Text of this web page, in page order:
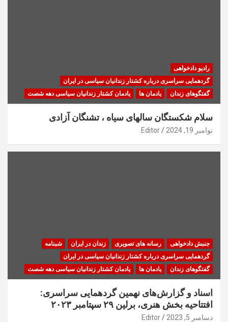
رادیو دادخواهی
گردهمایی سراسری درباره کشتار زندانیان سیاسی در ایران
گفتگوهای زندان
یادمان ها یادمان کشتار زندانیان سیاسی دهه شصت
سلام شکستگان سالهای سیاه ، تشنگان آزادی
نوامبر 19, 2024 Editor
جنبش دادخواهی رسانه های تصویری زندان در ایران
شبنامه
گردهمایی سراسری درباره کشتار زندانیان سیاسی در ایران
گفتگوهای زندان
یادمان ها یادمان کشتار زندانیان سیاسی دهه شصت
اسناد و گزارش‌های نهمین گردهمایی سراسری:
افتتاحیه بخش هنری، برلین ۲۹ سپتامبر ۲۰۲۳
دسامبر 5, 2023 Editor